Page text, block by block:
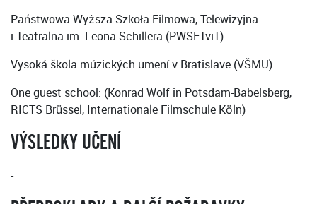
Państwowa Wyższa Szkoła Filmowa, Telewizyjna
i Teatralna im. Leona Schillera (PWSFTviT)
Vysoká škola múzických umení v Bratislave (VŠMU)
One guest school: (Konrad Wolf in Potsdam-Babelsberg,
RICTS Brüssel, Internationale Filmschule Köln)
VÝSLEDKY UČENÍ
-